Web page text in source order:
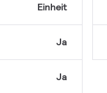
Einheit
Ja
Ja